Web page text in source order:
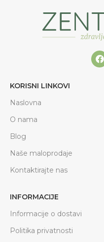
KORISNI LINKOVI
Naslovna
O nama
Blog
Naše maloprodaje
Kontaktirajte nas
INFORMACIJE
Informacije o dostavi
Politika privatnosti